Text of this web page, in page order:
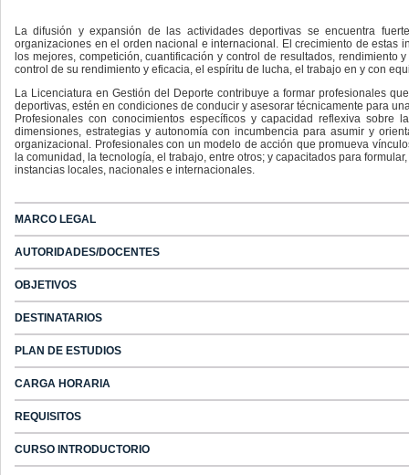
La difusión y expansión de las actividades deportivas se encuentra
organizaciones en el orden nacional e internacional. El crecimiento de estas
los mejores, competición, cuantificación y control de resultados,
control de su rendimiento y eficacia, el espíritu de lucha, el trabajo en y con
La Licenciatura en Gestión del Deporte contribuye a formar profesionales
deportivas, estén en condiciones de conducir y asesorar técnicamente para
Profesionales con conocimientos específicos y capacidad reflexiva
dimensiones, estrategias y autonomía con incumbencia para asumir y
organizacional. Profesionales con un modelo de acción que promueva
la comunidad, la tecnología, el trabajo, entre otros; y capacitados para
instancias locales, nacionales e internacionales.
MARCO LEGAL
AUTORIDADES/DOCENTES
OBJETIVOS
DESTINATARIOS
PLAN DE ESTUDIOS
CARGA HORARIA
REQUISITOS
CURSO INTRODUCTORIO